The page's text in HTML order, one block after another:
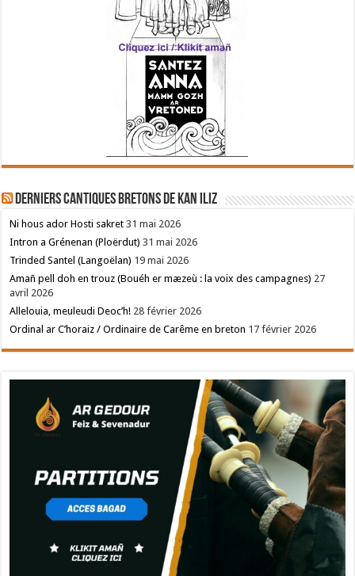
Derniers cantiques bretons de Kan Iliz
Ni hous ador Hosti sakret 31 mai 2026
Intron a Grénenan (Ploërdut) 31 mai 2026
Trinded Santel (Langoëlan) 19 mai 2026
Amañ pell doh en trouz (Bouéh er mæzeù : la voix des campagnes) 27
avril 2026
Allelouia, meuleudi Deoc’h! 28 février 2026
Ordinal ar C’horaiz / Ordinaire de Carême en breton 17 février 2026